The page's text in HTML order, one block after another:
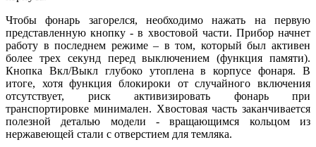
Чтобы фонарь загорелся, необходимо нажать на первую
представленную кнопку - в хвостовой части. Прибор начнет
работу в последнем режиме – в том, который был активен
более трех секунд перед выключением (функция памяти).
Кнопка Вкл/Выкл глубоко утоплена в корпусе фонаря. В
итоге, хотя функция блокироки от случайного включения
отсутствует, риск активизировать фонарь при
транспортировке минимален. Хвостовая часть заканчивается
полезной деталью модели - вращающимся кольцом из
нержавеющей стали с отверстием для темляка.